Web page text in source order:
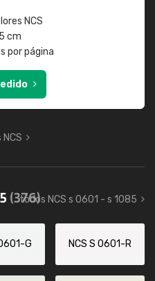
NCS
cm
por página
(376)
todos NCS s 0601 - s 1085
G NCS S 0601-R